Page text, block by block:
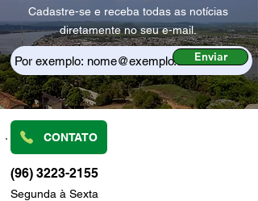
Cadastre-se e receba todas as notícias
diretamente no seu e-mail.
Enviar
(96) 3223-2155
Segunda à Sexta
CONTATO